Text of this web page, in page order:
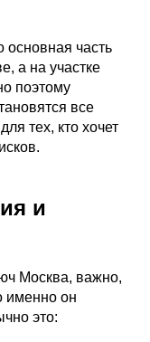
часть
а на участке
поэтому
все
тех, кто хочет
и
Москва, важно,
именно он
это: